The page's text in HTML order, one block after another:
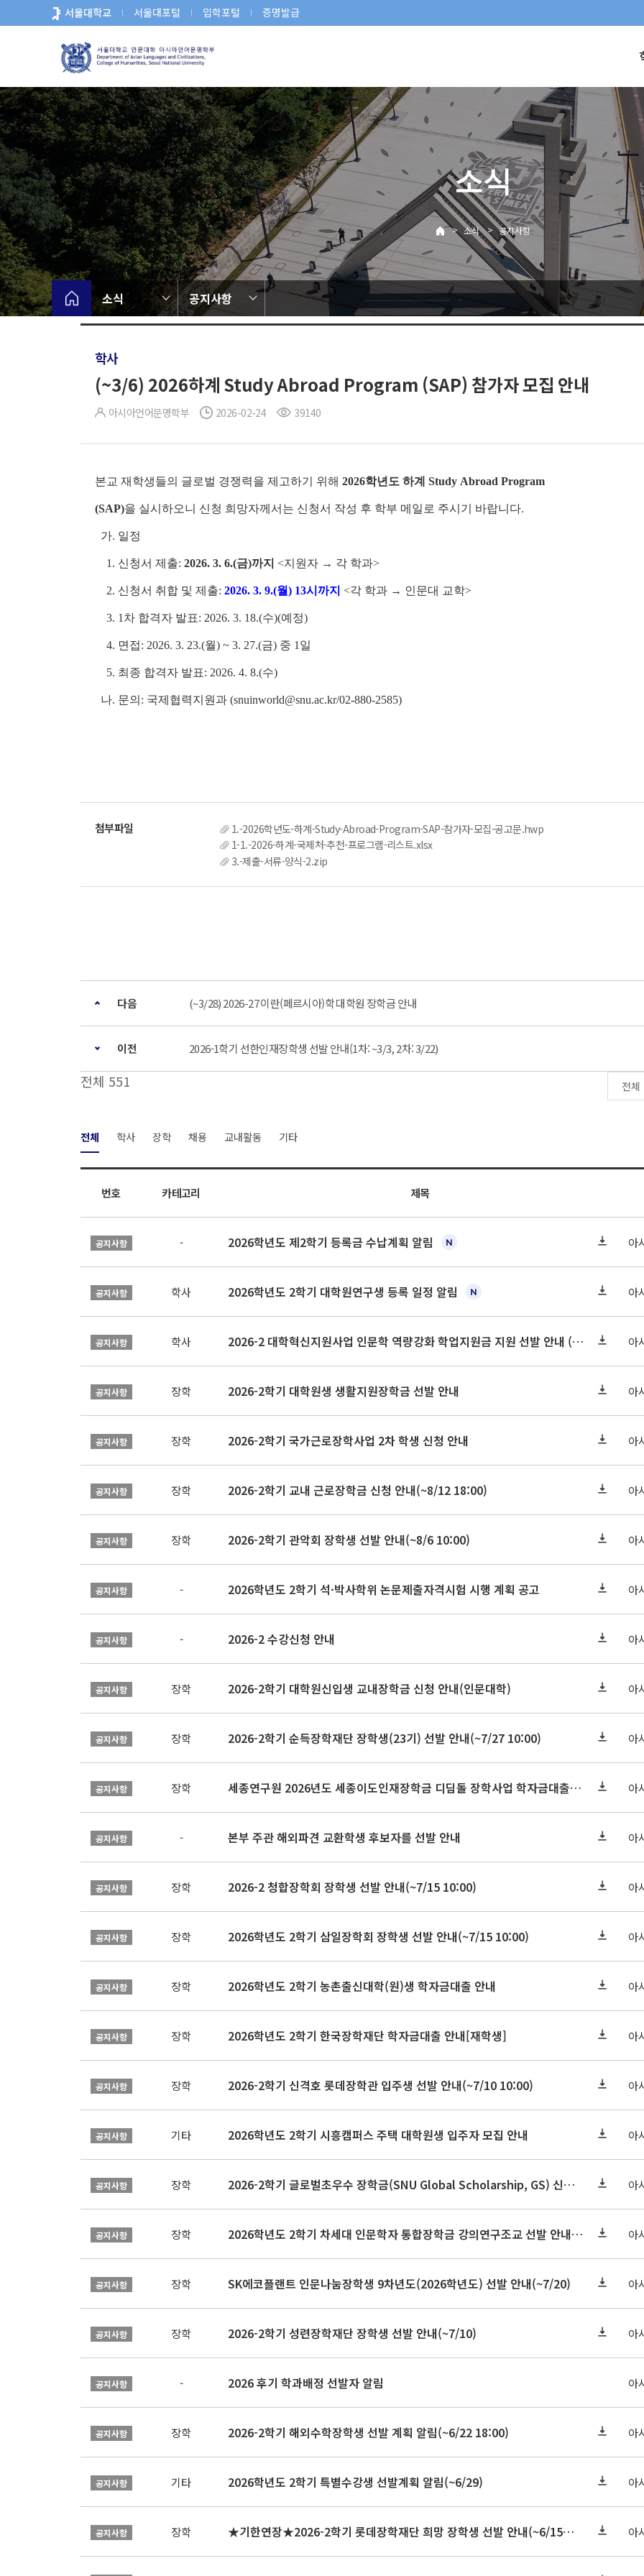
로
뉴
서울대학교 서울대포털 입학포털 증명발급
소식
> 소식 > 공지사항
소식 공지사항
학사
(~3/6) 2026하계 Study Abroad Program (SAP) 참가자 모집 안내
아시아언어문명학부 2026-02-24 39140
본교 재학생들의 글로벌 경쟁력을 제고하기 위해 2026학년도 하계 Study Abroad Program
(SAP)을 실시하오니 신청 희망자께서는 신청서 작성 후 학부 메일로 주시기 바랍니다.
가. 일정
1. 신청서 제출: 2026. 3. 6.(금)까지 <지원자 → 각 학과>
2. 신청서 취합 및 제출: 2026. 3. 9.(월) 13시까지 <각 학과 → 인문대 교학>
3. 1차 합격자 발표: 2026. 3. 18.(수)(예정)
4. 면접: 2026. 3. 23.(월) ~ 3. 27.(금) 중 1일
5. 최종 합격자 발표: 2026. 4. 8.(수)
나. 문의: 국제협력지원과 (snuinworld@snu.ac.kr/02-880-2585)
1.-2026학년도-하계-Study-Abroad-Program-SAP-참가자-모집-공고문.hwp
1-1.-2026-하계-국제처-추천-프로그램-리스트.xlsx
3.-제출-서류-양식-2.zip
다음 (~3/28) 2026-27 이란(페르시아)학 대학원 장학금 안내
이전 2026-1학기 선한인재장학생 선발 안내(1차: ~3/3, 2차: 3/22)
전체 551
전체 학사 장학 채용 교내활동 기타
번호 카테고리 제목
공지사항 - 2026학년도 제2학기 등록금 수납계획 알림 아
공지사항 학사 2026학년도 2학기 대학원연구생 등록 일정 알림 아
공지사항 학사 2026-2 대학혁신지원사업 인문학 역량강화 학업지원금 지원 선발 안내 (학/석/박사) 아
공지사항 장학 2026-2학기 대학원생 생활지원장학금 선발 안내 아
공지사항 장학 2026-2학기 국가근로장학사업 2차 학생 신청 안내 아
공지사항 장학 2026-2학기 교내 근로장학금 신청 안내(~8/12 18:00) 아
공지사항 장학 2026-2학기 관악회 장학생 선발 안내(~8/6 10:00) 아
공지사항 - 2026학년도 2학기 석·박사학위 논문제출자격시험 시행 계획 공고 아
공지사항 - 2026-2 수강신청 안내 아
공지사항 장학 2026-2학기 대학원신입생 교내장학금 신청 안내(인문대학) 아
공지사항 장학 2026-2학기 순득장학재단 장학생(23기) 선발 안내(~7/27 10:00) 아
공지사항 장학 세종연구원 2026년도 세종이도인재장학금 디딤돌 장학사업 학자금대출 관련분야(원금상환, 이자지원) 신청 사업 안내 아
공지사항 - 본부 주관 해외파견 교환학생 후보자를 선발 안내 아
공지사항 장학 2026-2 청합장학회 장학생 선발 안내(~7/15 10:00) 아
공지사항 장학 2026학년도 2학기 삼일장학회 장학생 선발 안내(~7/15 10:00) 아
공지사항 장학 2026학년도 2학기 농촌출신대학(원)생 학자금대출 안내 아
공지사항 장학 2026학년도 2학기 한국장학재단 학자금대출 안내[재학생] 아
공지사항 장학 2026-2학기 신격호 롯데장학관 입주생 선발 안내(~7/10 10:00) 아
공지사항 기타 2026학년도 2학기 시흥캠퍼스 주택 대학원생 입주자 모집 안내 아
공지사항 장학 2026-2학기 글로벌초우수 장학금(SNU Global Scholarship, GS) 신청 안내(~7/12 23:00) 아
공지사항 장학 2026학년도 2학기 차세대 인문학자 통합장학금 강의연구조교 선발 안내(~7/8) 아
공지사항 장학 SK에코플랜트 인문나눔장학생 9차년도(2026학년도) 선발 안내(~7/20) 아
공지사항 장학 2026-2학기 성련장학재단 장학생 선발 안내(~7/10) 아
공지사항 - 2026 후기 학과배정 선발자 알림 아
공지사항 장학 2026-2학기 해외수학장학생 선발 계획 알림(~6/22 18:00) 아
공지사항 기타 2026학년도 2학기 특별수강생 선발계획 알림(~6/29) 아
공지사항 장학 ★기한연장★2026-2학기 롯데장학재단 희망 장학생 선발 안내(~6/15 ~6/22 10:00)
아